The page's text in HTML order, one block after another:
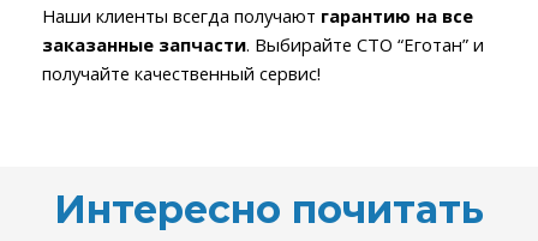
Наши клиенты всегда получают гарантию на все
заказанные запчасти. Выбирайте СТО “Еготан” и
получайте качественный сервис!
Интересно почитать